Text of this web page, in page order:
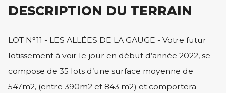
DESCRIPTION DU TERRAIN
LOT N°11 - LES ALLÉES DE LA GAUGE - Votre futur
lotissement à voir le jour en début d’année 2022, se
compose de 35 lots d’une surface moyenne de
547m2, (entre 390m2 et 843 m2) et comportera